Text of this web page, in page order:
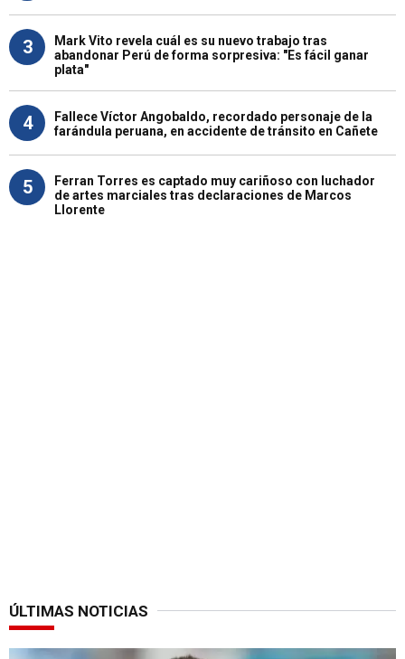
3
Mark Vito revela cuál es su nuevo trabajo tras
abandonar Perú de forma sorpresiva: "Es fácil ganar
plata"
4
Fallece Víctor Angobaldo, recordado personaje de la
farándula peruana, en accidente de tránsito en Cañete
5
Ferran Torres es captado muy cariñoso con luchador
de artes marciales tras declaraciones de Marcos
Llorente
ÚLTIMAS NOTICIAS